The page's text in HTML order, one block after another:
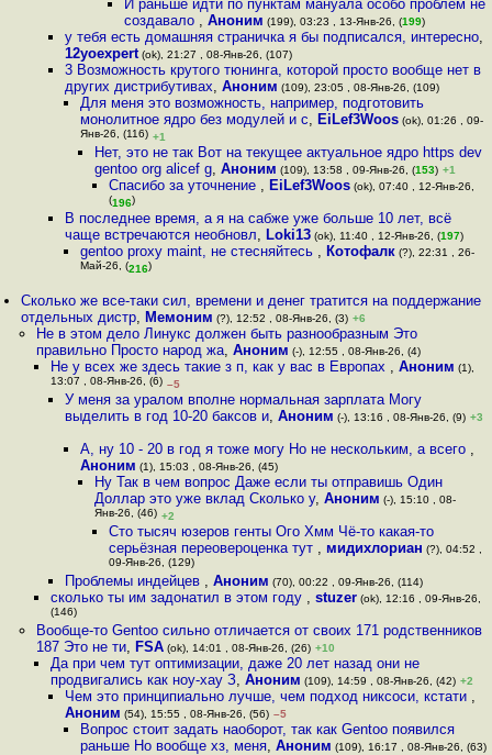
И раньше идти по пунктам мануала особо проблем не
создавало , Аноним (199), 03:23 , 13-Янв-26, (199)
у тебя есть домашняя страничка я бы подписался, интересно,
12yoexpert (ok), 21:27 , 08-Янв-26, (107)
3 Возможность крутого тюнинга, которой просто вообще нет в
других дистрибутивах,Аноним (109), 23:05 , 08-Янв-26, (109)
Для меня это возможность, например, подготовить
монолитное ядро без модулей и с, EiLef3Woos(ok), 01:26 , 09-
Янв-26, (116) +1
Нет, это не так Вот на текущее актуальное ядро https dev
gentoo org alicef g, Аноним (109), 13:58 , 09-Янв-26, (153) +1
Спасибо за уточнение , EiLef3Woos (ok), 07:40 , 12-Янв-26,
(196)
В последнее время, а я на сабже уже больше 10 лет, всё
чаще встречаются необновл, Loki13 (ok), 11:40 , 12-Янв-26, (197)
gentoo proxy maint, не стесняйтесь , Котофалк(?), 22:31 , 26-
Май-26, (216)
Сколько же все-таки сил, времени и денег тратится на поддержание
отдельных дистр, Мемоним (?), 12:52 , 08-Янв-26, (3) +6
Не в этом дело Линукс должен быть разнообразным Это
правильно Просто народ жа, Аноним (-), 12:55 , 08-Янв-26, (4)
Не у всех же здесь такие з п, как у вас в Европах , Аноним (1),
13:07 , 08-Янв-26, (6) –5
У меня за уралом вполне нормальная зарплата Могу
выделить в год 10-20 баксов и,Аноним (-), 13:16 , 08-Янв-26, (9) +3
А, ну 10 - 20 в год я тоже могу Но не нескольким, а всего ,
Аноним (1), 15:03 , 08-Янв-26, (45)
Ну Так в чем вопрос Даже если ты отправишь Один
Доллар это уже вклад Сколько у, Аноним (-), 15:10 , 08-
Янв-26, (46) +2
Сто тысяч юзеров генты Ого Хмм Чё-то какая-то
серьёзная переовероценка тут , мидихлориан (?), 04:52 ,
09-Янв-26, (129)
Проблемы индейцев ,Аноним (70), 00:22 , 09-Янв-26, (114)
сколько ты им задонатил в этом году , stuzer(ok), 12:16 , 09-Янв-26,
(146)
Вообще-то Gentoo сильно отличается от своих 171 родственников
187 Это не ти, FSA(ok), 14:01 , 08-Янв-26, (26) +10
Да при чем тут оптимизации, даже 20 лет назад они не
продвигались как ноу-хау З, Аноним (109), 14:59 , 08-Янв-26, (42) +2
Чем это принципиально лучше, чем подход никсоси, кстати ,
Аноним (54), 15:55 , 08-Янв-26, (56) –5
Вопрос стоит задать наоборот, так как Gentoo появился
раньше Но вообще хз, меня, Аноним (109), 16:17 , 08-Янв-26, (63)